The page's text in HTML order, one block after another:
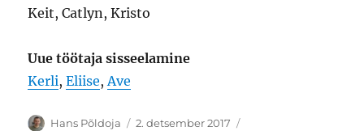
Keit, Catlyn, Kristo
Uue töötaja sisseelamine
Kerli,Eliise,Ave
Autor
Hans Põldoja Postitatud
2. detsember 2017